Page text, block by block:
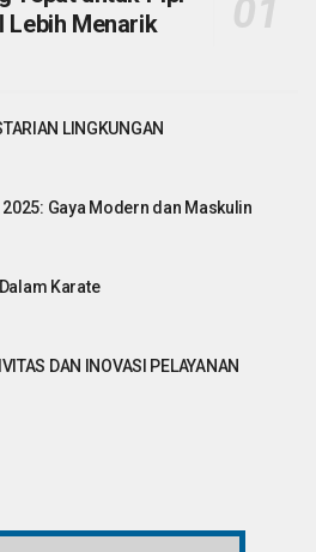
Lebih Menarik
LINGKUNGAN
Gaya Modern dan Maskulin
Karate
DAN INOVASI PELAYANAN